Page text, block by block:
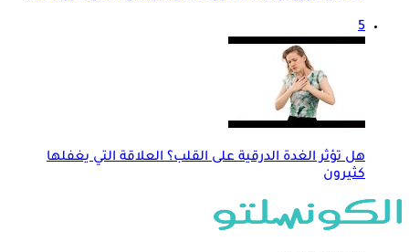
5
هل تؤثر الغدة الدرقية على القلب؟ العلاقة التي يغفلها
كثيرون